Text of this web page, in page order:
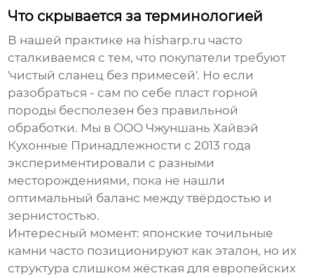
Что скрывается за терминологией
В нашей практике на hisharp.ru часто
сталкиваемся с тем, что покупатели требуют
'чистый сланец без примесей'. Но если
разобраться - сам по себе пласт горной
породы бесполезен без правильной
обработки. Мы в ООО Чжуншань Хайвэй
Кухонные Принадлежности с 2013 года
экспериментировали с разными
месторождениями, пока не нашли
оптимальный баланс между твёрдостью и
зернистостью.
Интересный момент: японские точильные
камни часто позиционируют как эталон, но их
структура слишком жёсткая для европейских